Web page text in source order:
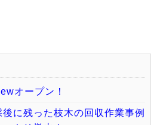
オープン！
後に残った枝木の回収作業事例